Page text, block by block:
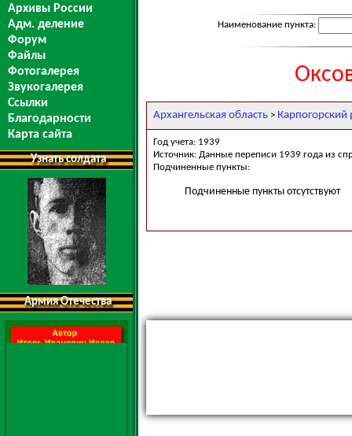
Архивы России
Адм. деление
Форум
Файлы
Фотогалерея
Звукогалерея
Ссылки
Благодарности
Карта сайта
Узнать солдата
Армия Отечества
Наименование пункта:
Архангельская область > Карпогорский
Год учета: 1939
Источник: Данные переписи 1939 года из
Подчиненные пункты:
Подчиненные пункты отсутствуют